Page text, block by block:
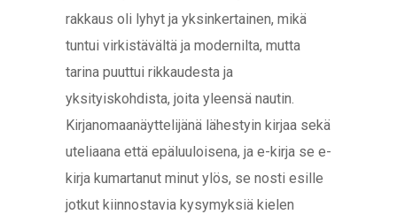
rakkaus oli lyhyt ja yksinkertainen, mikä
tuntui virkistävältä ja modernilta, mutta
tarina puuttui rikkaudesta ja
yksityiskohdista, joita yleensä nautin.
Kirjanomaanäyttelijänä lähestyin kirjaa sekä
uteliaana että epäluuloisena, ja e-kirja se e-
kirja kumartanut minut ylös, se nosti esille
jotkut kiinnostavia kysymyksiä kielen